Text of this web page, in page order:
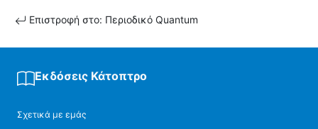
Επιστροφή στο: Περιοδικό Quantum
Εκδόσεις Κάτοπτρο
Σχετικά με εμάς